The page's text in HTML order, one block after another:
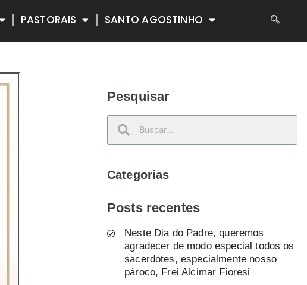
PASTORAIS SANTO AGOSTINHO
Pesquisar
Categorias
Posts recentes
Neste Dia do Padre, queremos
agradecer de modo especial todos os
sacerdotes, especialmente nosso
pároco, Frei Alcimar Fioresi